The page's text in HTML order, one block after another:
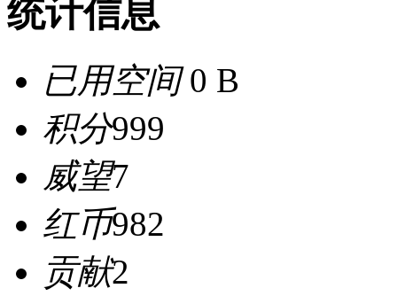
统计信息
已用空间0 B
积分999
威望7
红币982
贡献2